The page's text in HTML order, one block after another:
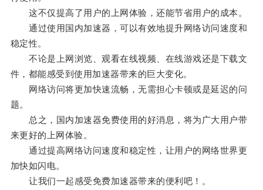
这不仅提高了用户的上网体验，还能节省用户的成本。
通过使用国内加速器，可以有效地提升网络访问速度和
稳定性。
不论是上网浏览、观看在线视频、在线游戏还是下载文
件，都能感受到使用加速器带来的巨大变化。
网络访问将更加快速流畅，无需担心卡顿或是延迟的问
题。
总之，国内加速器免费使用的好消息，将为广大用户带
来更好的上网体验。
通过提高网络访问速度和稳定性，让用户的网络世界更
加快如闪电。
让我们一起感受免费加速器带来的便利吧！。